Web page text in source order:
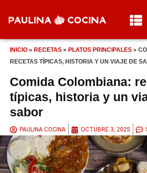
INICIO » RECETAS » PLATOS PRINCIPALES »
RECETAS TÍPICAS, HISTORIA Y UN VIAJE DE
Comida Colombiana:
típicas, historia y un
sabor
PAULINA COCINA OCTUBRE 3, 2025